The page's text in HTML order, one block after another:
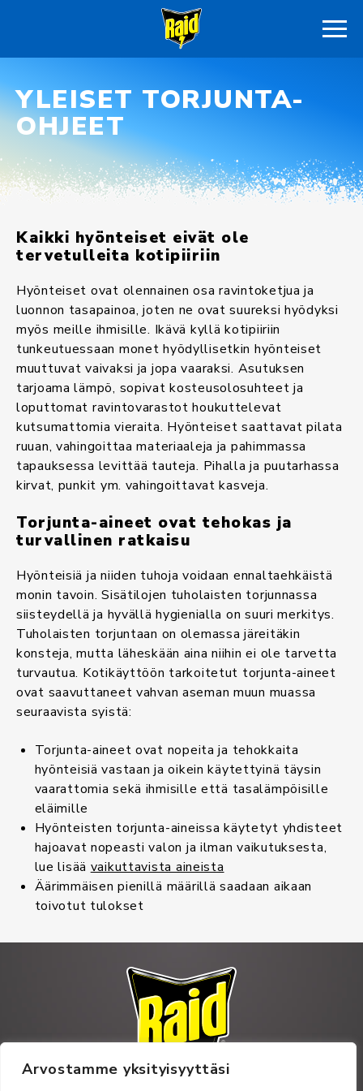
Arvostamme yksityisyyttäsi
YLEISET TORJUNTA­
OHJEET
Kaikki hyönteiset eivät ole
tervetulleita kotipiiriin
Hyönteiset ovat olennainen osa ravintoketjua ja
luonnon tasapainoa, joten ne ovat suureksi hyödyksi
myös meille ihmisille. Ikävä kyllä kotipiiriin
tunkeutuessaan monet hyödyllisetkin hyönteiset
muuttuvat vaivaksi ja jopa vaaraksi. Asutuksen
tarjoama lämpö, sopivat kosteusolosuhteet ja
loputtomat ravintovarastot houkuttelevat
kutsumattomia vieraita. Hyönteiset saattavat pilata
ruuan, vahingoittaa materiaaleja ja pahimmassa
tapauksessa levittää tauteja. Pihalla ja puutarhassa
kirvat, punkit ym. vahingoittavat kasveja.
Torjunta-aineet ovat tehokas ja
turvallinen ratkaisu
Hyönteisiä ja niiden tuhoja voidaan ennaltaehkäistä
monin tavoin. Sisätilojen tuholaisten torjunnassa
siisteydellä ja hyvällä hygienialla on suuri merkitys.
Tuholaisten torjuntaan on olemassa järeitäkin
konsteja, mutta läheskään aina niihin ei ole tarvetta
turvautua. Kotikäyttöön tarkoitetut torjunta-aineet
ovat saavuttaneet vahvan aseman muun muassa
seuraavista syistä:
Torjunta-aineet ovat nopeita ja tehokkaita
hyönteisiä vastaan ja oikein käytettyinä täysin
vaarattomia sekä ihmisille että tasalämpöisille
eläimille
Hyönteisten torjunta-aineissa käytetyt yhdisteet
hajoavat nopeasti valon ja ilman vaikutuksesta,
lue lisää vaikuttavista aineista
Äärimmäisen pienillä määrillä saadaan aikaan
toivotut tulokset